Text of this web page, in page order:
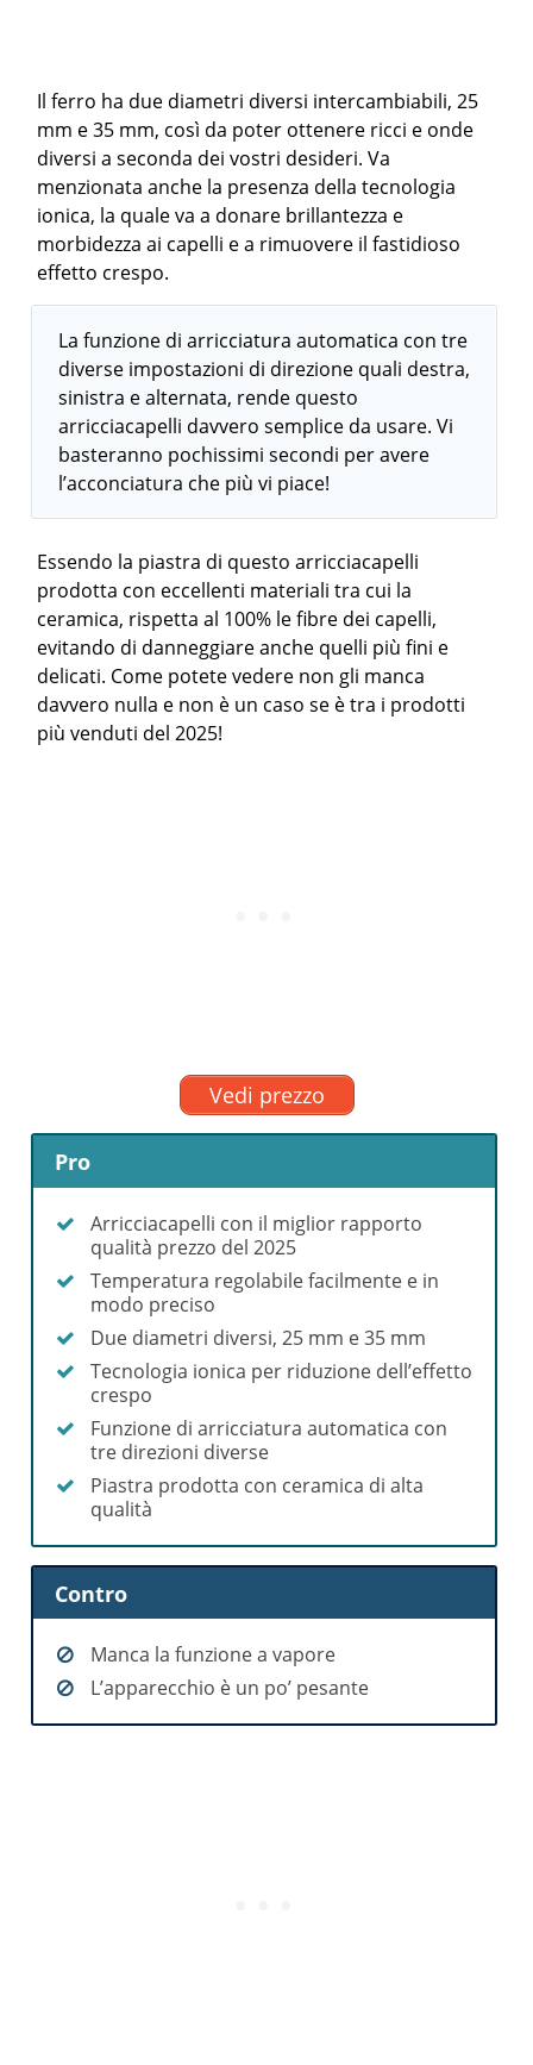
Il ferro ha due diametri diversi intercambiabili, 25
mm e 35 mm, così da poter ottenere ricci e onde
diversi a seconda dei vostri desideri. Va
menzionata anche la presenza della tecnologia
ionica, la quale va a donare brillantezza e
morbidezza ai capelli e a rimuovere il fastidioso
effetto crespo.
La funzione di arricciatura automatica con tre
diverse impostazioni di direzione quali destra,
sinistra e alternata, rende questo
arricciacapelli davvero semplice da usare. Vi
basteranno pochissimi secondi per avere
l’acconciatura che più vi piace!
Essendo la piastra di questo arricciacapelli
prodotta con eccellenti materiali tra cui la
ceramica, rispetta al 100% le fibre dei capelli,
evitando di danneggiare anche quelli più fini e
delicati. Come potete vedere non gli manca
davvero nulla e non è un caso se è tra i prodotti
più venduti del 2025!
Vedi prezzo
Pro
Arricciacapelli con il miglior rapporto
qualità prezzo del 2025
Temperatura regolabile facilmente e in
modo preciso
Due diametri diversi, 25 mm e 35 mm
Tecnologia ionica per riduzione dell’effetto
crespo
Funzione di arricciatura automatica con
tre direzioni diverse
Piastra prodotta con ceramica di alta
qualità
Contro
Manca la funzione a vapore
L’apparecchio è un po’ pesante